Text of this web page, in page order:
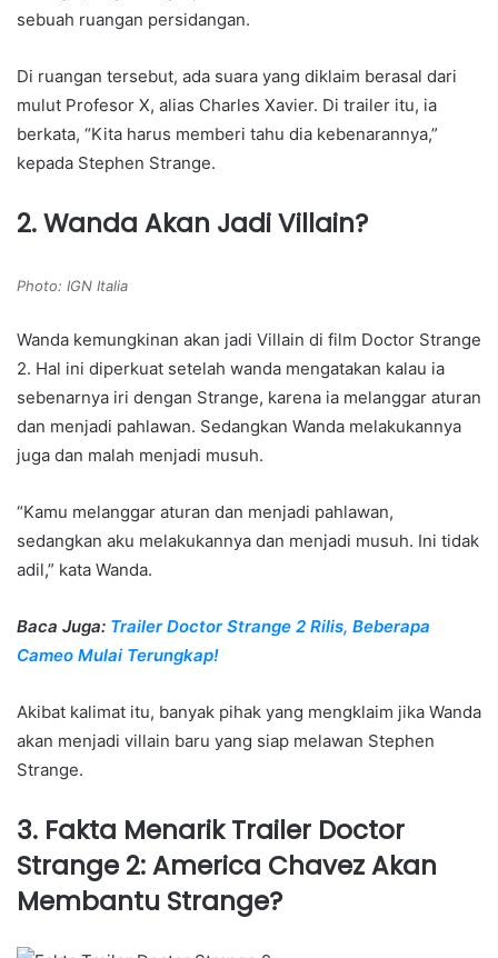
sebuah ruangan persidangan.
Di ruangan tersebut, ada suara yang diklaim berasal dari
mulut Profesor X, alias Charles Xavier. Di trailer itu, ia
berkata, “Kita harus memberi tahu dia kebenarannya,”
kepada Stephen Strange.
2. Wanda Akan Jadi Villain?
Photo: IGN Italia
Wanda kemungkinan akan jadi Villain di film Doctor Strange
2. Hal ini diperkuat setelah wanda mengatakan kalau ia
sebenarnya iri dengan Strange, karena ia melanggar aturan
dan menjadi pahlawan. Sedangkan Wanda melakukannya
juga dan malah menjadi musuh.
“Kamu melanggar aturan dan menjadi pahlawan,
sedangkan aku melakukannya dan menjadi musuh. Ini tidak
adil,” kata Wanda.
Baca Juga: Trailer Doctor Strange 2 Rilis, Beberapa
Cameo Mulai Terungkap!
Akibat kalimat itu, banyak pihak yang mengklaim jika Wanda
akan menjadi villain baru yang siap melawan Stephen
Strange.
3. Fakta Menarik Trailer Doctor
Strange 2: America Chavez Akan
Membantu Strange?